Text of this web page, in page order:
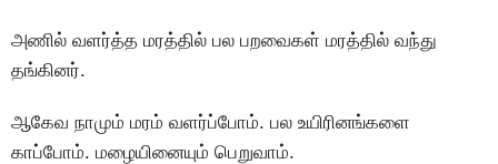
அணில் வளர்த்த மரத்தில் பல பறவைகள் மரத்தில் வந்து
தங்கினர்.
ஆகேவ நாமும் மரம் வளர்ப்போம். பல உயிரினங்களை
காப்போம். மழையினையும் பெறுவாம்.